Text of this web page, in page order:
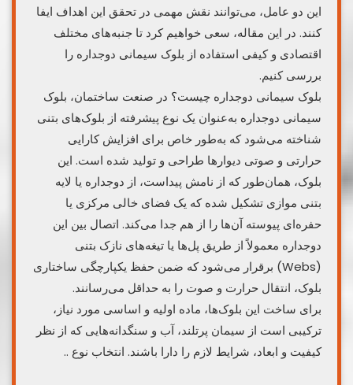
این دو عامل، می‌توانند نقش مهمی در تحقق این اهداف ایفا
کنند. در این مقاله، سعی خواهیم کرد تا جنبه‌های مختلف
اقتصادی و کیفی استفاده از بلوک سیمانی دوجداره را
بررسی کنیم.
بلوک سیمانی دوجداره چیست؟ در صنعت ساختمان، بلوک
سیمانی دوجداره به‌عنوان یک نوع پیشرفته از بلوک‌های بتنی
شناخته می‌شود که به‌طور خاص برای افزایش کارایی
حرارتی و صوتی دیوارها طراحی و تولید شده است. این
بلوک، همان‌طور که از نامش پیداست، از دوجداره یا لایه
بتنی موازی تشکیل شده که یک فضای خالی مرکزی یا
حفره‌ای پیوسته آن‌ها را از هم جدا می‌کند. اتصال بین این
دوجداره معمولاً از طریق پل‌ها یا تیغه‌های نازک بتنی
(Webs) برقرار می‌شود که ضمن حفظ یکپارچگی ساختاری
بلوک، انتقال حرارت و صوت را به حداقل می‌رسانند.
برای ساخت این بلوک‌ها، ماده اولیه و اساسی مورد نیاز،
ترکیبی است از سیمان پرتلند، آب و سنگدانه‌هایی که از نظر
کیفیت و ابعاد، شرایط لازم را دارا باشند. انتخاب نوع ..